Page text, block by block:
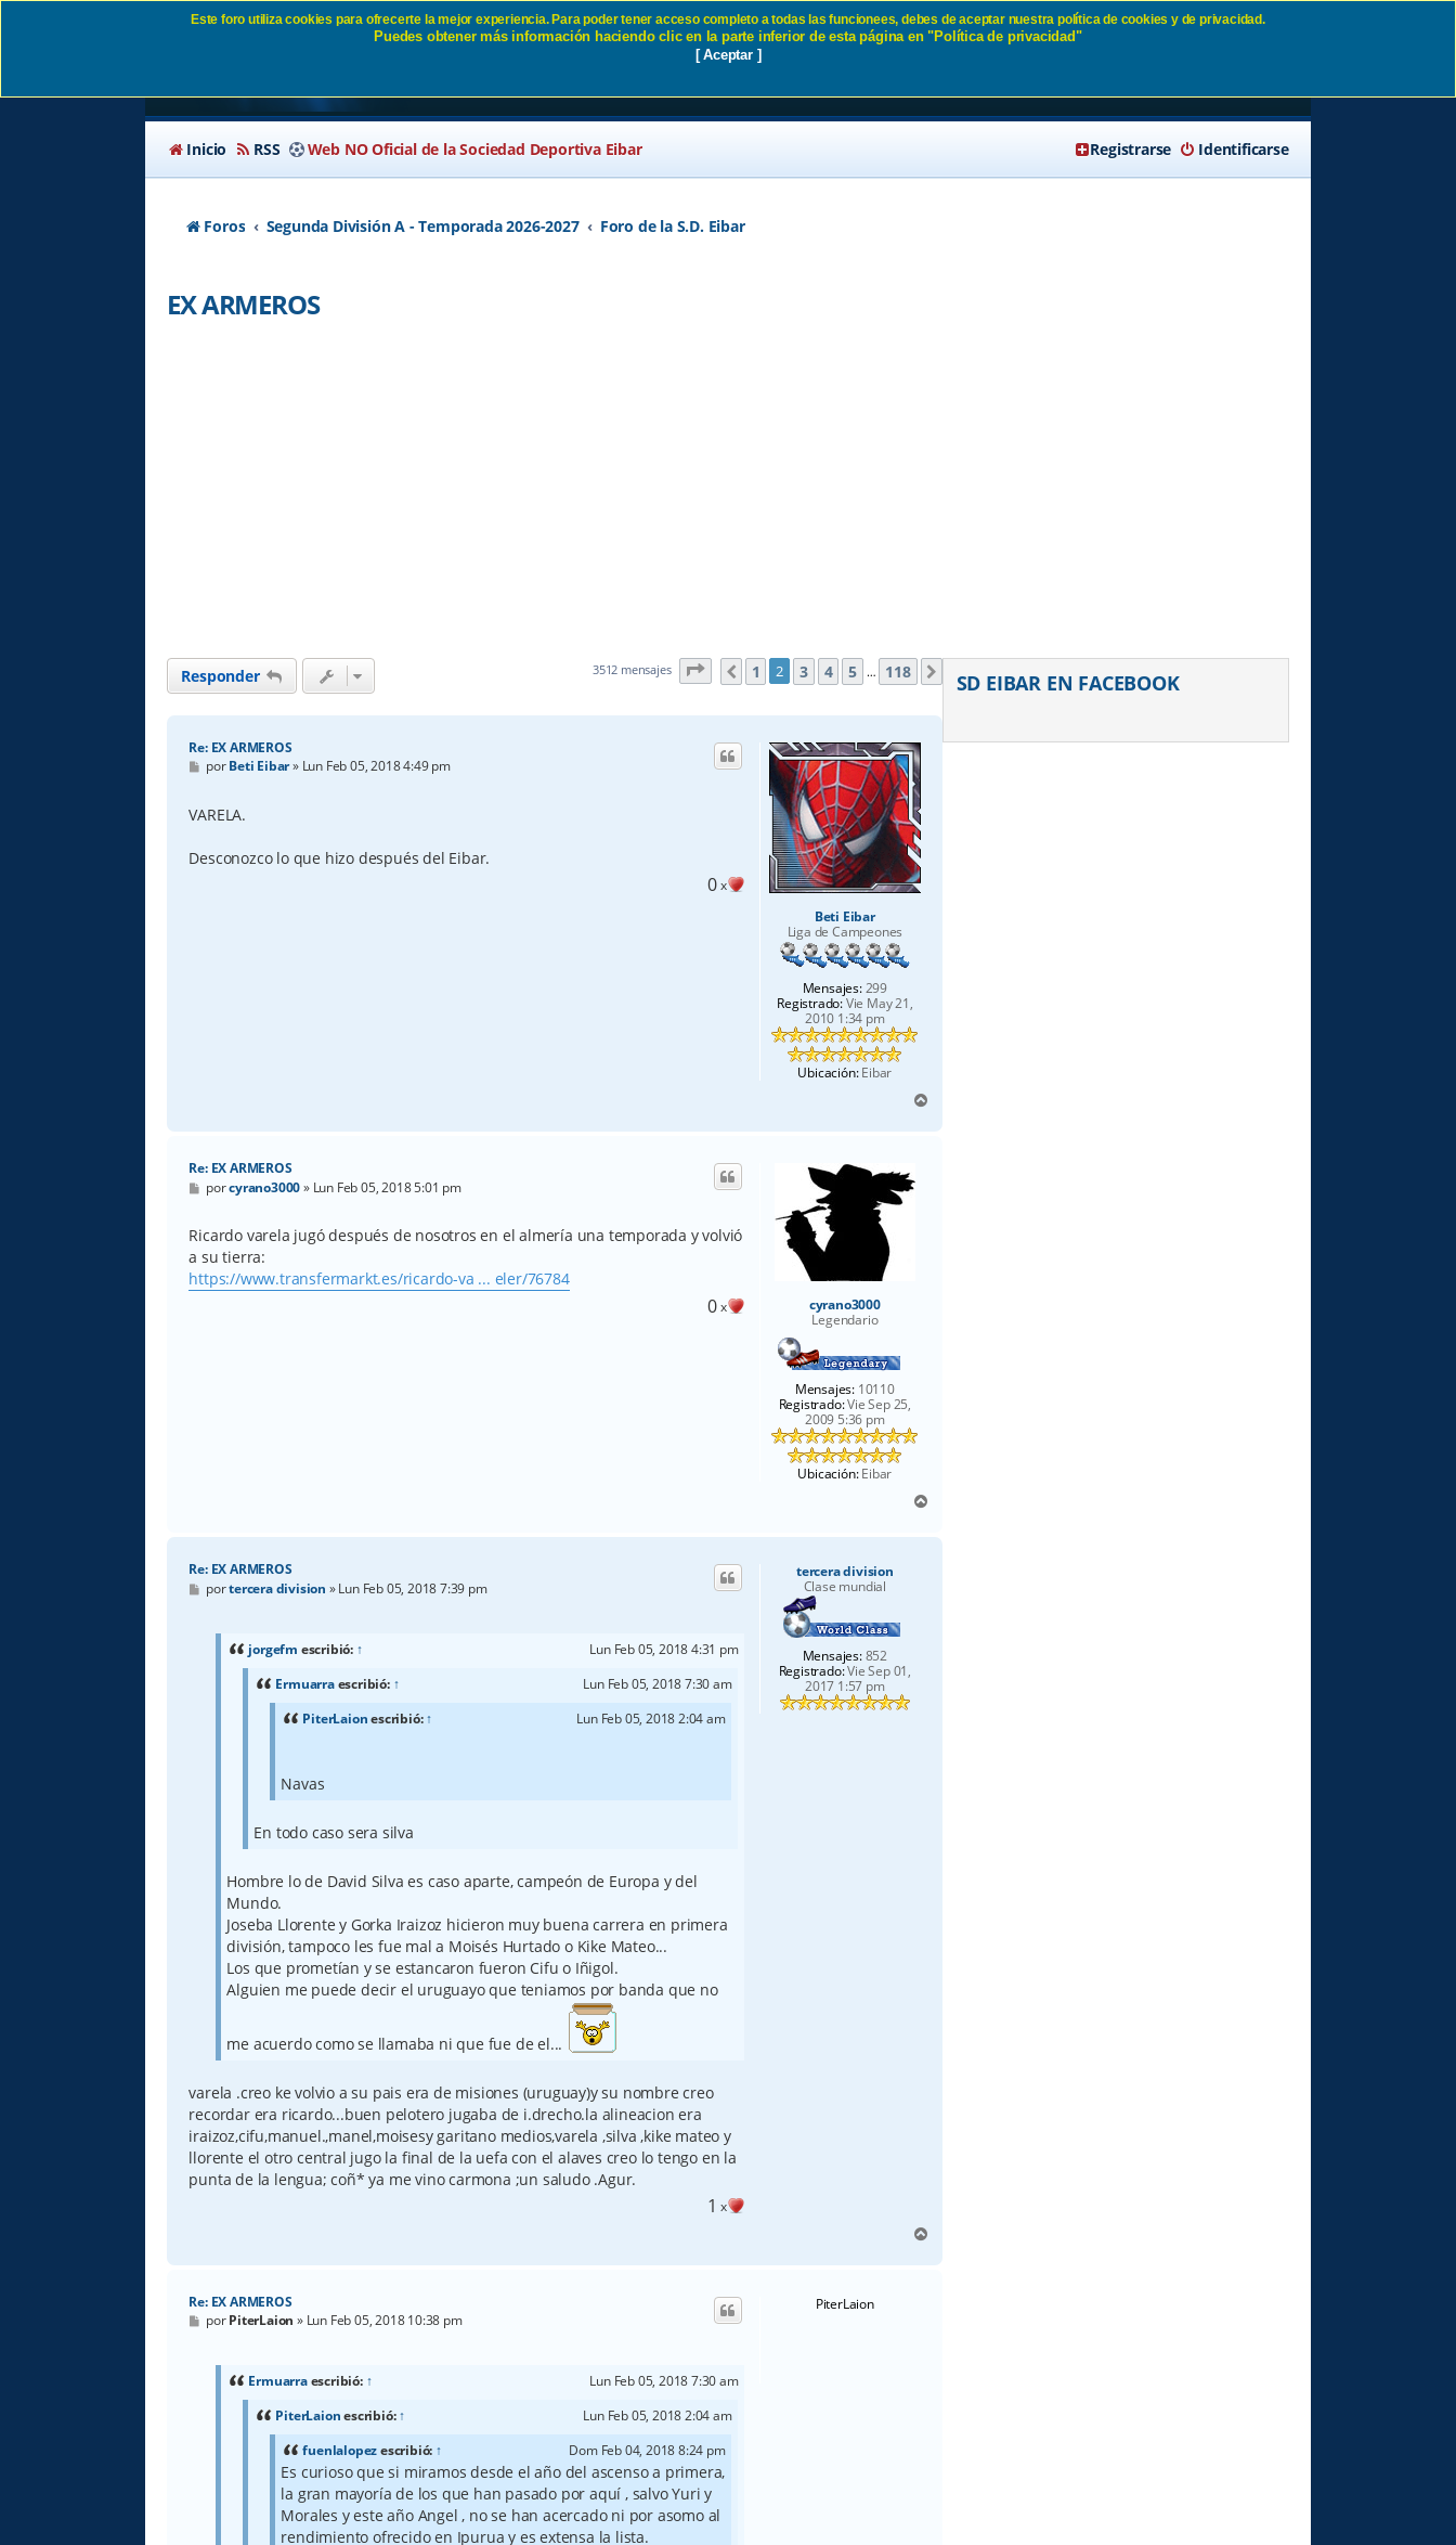
EX ARMEROS - Página 2 SD Eibar
Inicio RSS Web NO Oficial de la Sociedad Deportiva Eibar Identificarse
Registrarse
Foros Segunda División A - Temporada 2026-2027 Foro de la S.D. Eibar
EX ARMEROS
Responder 3512 mensajes Página de 118
Anterior
1 2 3 4 5 … 118 Siguiente
Beti Eibar
Liga de Campeones
Mensajes:299
Registrado:Vie May 21,
2010 1:34 pm
Ubicación:Eibar
Re: EX ARMEROS
M
e
s
a
e
porBeti Eibar» Lun Feb 05, 2018 4:49 pm
VARELA.
Desconozco lo que hizo después del Eibar.
0x
r
cyrano3000
Legendario
Mensajes: 10110
Registrado:Vie Sep 25,
2009 5:36 pm
Ubicación:Eibar
Re: EX ARMEROS
M
e
s
a
j
e
porcyrano3000» Lun Feb 05, 2018 5:01 pm
Ricardo varela jugó después de nosotros en el almería una temporada y volvió
a su tierra:
https://www.transfermarkt.es/ricardo-va ... eler/76784
0x
r
tercera division
Clase mundial
Mensajes:852
Registrado:Vie Sep 01,
2017 1:57 pm
Re: EX ARMEROS
M
e
portercera division »Lun Feb 05, 2018 7:39 pm
jorgefm escribió: ↑
Lun Feb 05, 2018 4:31 pm
Ermuarraescribió: ↑
Lun Feb 05, 2018 7:30 am
PiterLaionescribió:↑ Lun Feb 05, 2018 2:04 am
Navas
En todo caso sera silva
Hombre lo de David Silva es caso aparte, campeón de Europa y del
Mundo.
Joseba Llorente y Gorka Iraizoz hicieron muy buena carrera en primera
división, tampoco les fue mal a Moisés Hurtado o Kike Mateo...
Los que prometían y se estancaron fueron Cifu o Iñigol.
Alguien me puede decir el uruguayo que teniamos por banda que no
me acuerdo como se llamaba ni que fue de el...
varela .creo ke volvio a su pais era de misiones (uruguay)y su nombre creo
recordar era ricardo...buen pelotero jugaba de i.drecho.la alineacion era
iraizoz,cifu,manuel.,manel,moisesy garitano medios,varela ,silva ,kike mateo y
llorente el otro central jugo la final de la uefa con el alaves creo lo tengo en la
punta de la lengua; coñ* ya me vino carmona ;un saludo .Agur.
1 x
r
PiterLaion
Re: EX ARMEROS
M
e
porPiterLaion » Lun Feb 05, 2018 10:38 pm
Ermuarraescribió: ↑
Lun Feb 05, 2018 7:30 am
PiterLaionescribió:↑
Lun Feb 05, 2018 2:04 am
fuenlalopezescribió: ↑ Dom Feb 04, 2018 8:24 pm
Es curioso que si miramos desde el año del ascenso a primera,
la gran mayoría de los que han pasado por aquí , salvo Yuri y
Morales y este año Angel , no se han acercado ni por asomo al
rendimiento ofrecido en Ipurua y es extensa la lista.
SD EIBAR EN FACEBOOK
Este foro utiliza cookies para ofrecerte la mejor experiencia. Para poder tener acceso completo a todas las funcionees, debes de aceptar nuestra política de cookies y de privacidad.
Puedes obtener más información haciendo clic en la parte inferior de esta página en "Política de privacidad"
[ Aceptar ]